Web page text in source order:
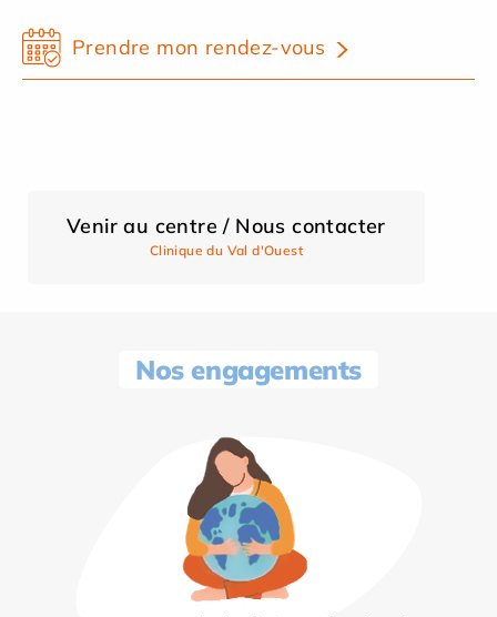
Prendre mon rendez-vous
Venir au centre / Nous contacter
Clinique du Val d'Ouest
Nos engagements